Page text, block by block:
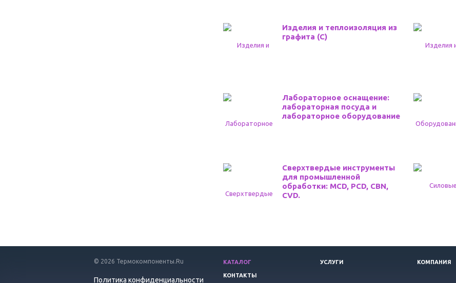
Изделия и теплоизоляция из
графита (С)
Лабораторное оснащение:
лабораторная посуда и
лабораторное оборудование
Сверхтвердые инструменты
для промышленной
обработки: MCD, PCD, CBN,
CVD.
© 2026 Термокомпоненты.Ru
Политика конфиденциальности
КАТАЛОГ УСЛУГИ КОМПАНИЯ
КОНТАКТЫ